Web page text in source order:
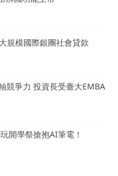
規模國際銀團社會貸款
競爭力 投資長受臺大EMBA
開學祭搶抱AI筆電！